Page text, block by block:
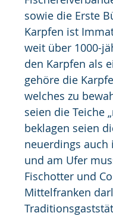
sowie die Erste
Karpfen ist
weit über 1000-
den Karpfen als
gehöre die
welches zu
seien die Teiche
beklagen seien
neuerdings auch
und am Ufer
Fischotter und
Mittelfranken